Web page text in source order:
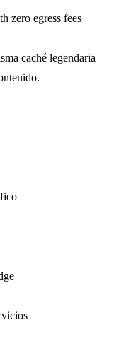
zero egress fees
caché legendaria